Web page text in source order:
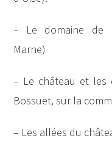
– Le domaine de
Marne)
– Le château et les
Bossuet, sur la
– Les allées du